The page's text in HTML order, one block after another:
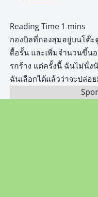
กองบิลที่กองสุมอยู่บนโต๊ะ
ดื้อรั้น และเพิ่มจำนวนขึ้น
รกร้าง แต่ครั้งนี้ ฉันไม่นั่ง
ฉันเลือกได้แล้วว่าจะปล่อ